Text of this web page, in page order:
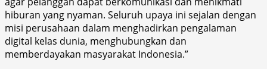
hiburan yang nyaman. Seluruh upaya ini sejalan dengan
misi perusahaan dalam menghadirkan pengalaman
digital kelas dunia, menghubungkan dan
memberdayakan masyarakat Indonesia.”